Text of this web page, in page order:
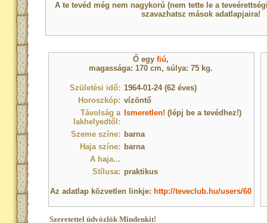
A te tevéd még nem nagykorú (nem tette le a
szavazhatsz mások adatlapjaira!
Ő egyfiú,
magassága: 170 cm, súlya: 75 kg.
Születési idő: 1964-01-24 (62 éves)
Horoszkóp: vízöntő
Távolság a
lakhelyedtől:
Ismeretlen! (lépj be a tevédhez!)
Szeme színe: barna
Haja színe: barna
A haja...
Stílusa: praktikus
Az adatlap közvetlen linkje: http://teveclub.hu/users/60
Szeretettel üdvözlök Mindenkit!